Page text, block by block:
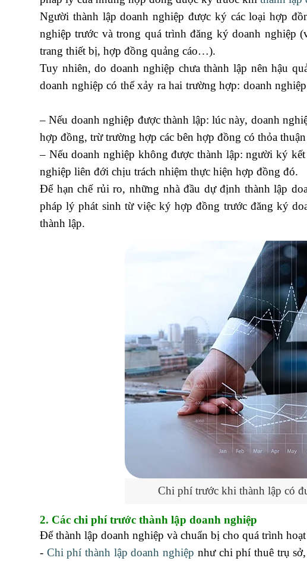
Người thành lập doanh nghiệp được ký các loại hợp
nghiệp trước và trong quá trình đăng ký doanh nghiệp
trang thiết bị, hợp đồng quảng cáo…).
Tuy nhiên, do doanh nghiệp chưa thành lập nên hậu
doanh nghiệp có thể xảy ra hai trường hợp: doanh
– Nếu doanh nghiệp được thành lập: lúc này, doanh
hợp đồng, trừ trường hợp các bên hợp đồng có thỏa
– Nếu doanh nghiệp không được thành lập: người ký
nghiệp liên đới chịu trách nhiệm thực hiện hợp đồng đó.
Để hạn chế rủi ro, những nhà đầu dự định thành lập
pháp lý phát sinh từ việc ký hợp đồng trước đăng ký
thành lập.
Chi phí trước khi thành lập có
2. Các chi phí trước thành lập doanh nghiệp
Để thành lập doanh nghiệp và chuẩn bị cho quá trình
- Chi phí thành lập doanh nghiệp như chi phí thuê trụ